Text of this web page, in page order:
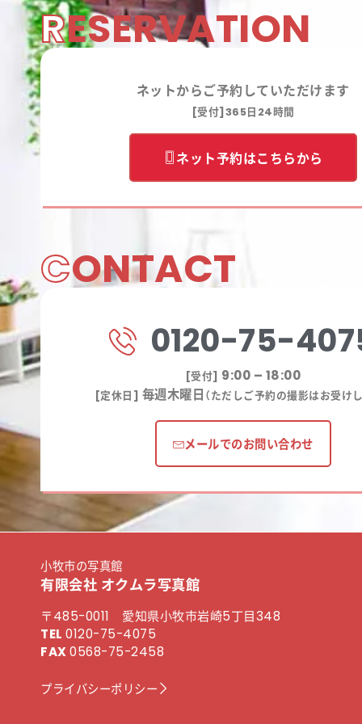
RESERVATION
ネットからご予約していただけます
[受付]365日24時間
ネット予約はこちらから
CONTACT
0120-75-
[受付] 9:00 – 18:00
[定休日] 毎週木曜日 （ただしご予約の撮影はお受け
メールでのお問い合わせ
小牧市の写真館
有限会社 オクムラ写真館
〒485-0011 愛知県小牧市岩崎5丁目348
TEL 0120-75-4075
FAX0568-75-2458
プライバシーポリシー